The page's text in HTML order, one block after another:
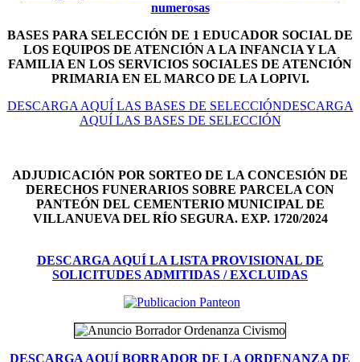
numerosas
BASES PARA SELECCIÓN DE 1 EDUCADOR SOCIAL DE
LOS EQUIPOS DE ATENCIÓN A LA INFANCIA Y LA
FAMILIA EN LOS SERVICIOS SOCIALES DE ATENCIÓN
PRIMARIA EN EL MARCO DE LA LOPIVI.
DESCARGA AQUÍ LAS BASES DE SELECCIÓNDESCARGA
AQUÍ LAS BASES DE SELECCIÓN
ADJUDICACIÓN POR SORTEO DE LA CONCESIÓN DE
DERECHOS FUNERARIOS SOBRE PARCELA CON
PANTEÓN DEL CEMENTERIO MUNICIPAL DE
VILLANUEVA DEL RÍO SEGURA. EXP. 1720/2024
DESCARGA AQUÍ LA LISTA PROVISIONAL DE
SOLICITUDES ADMITIDAS / EXCLUIDAS
DESCARGA AQUÍ BORRADOR DE LA ORDENANZA DE